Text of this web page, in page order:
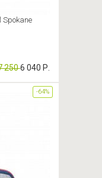
Spokane
2506 040 Р.
-64%